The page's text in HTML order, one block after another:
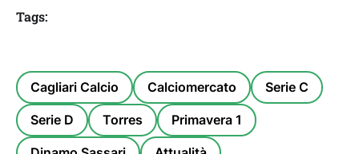
Tags:
Cagliari Calcio Calciomercato Serie C
Serie D Torres Primavera 1